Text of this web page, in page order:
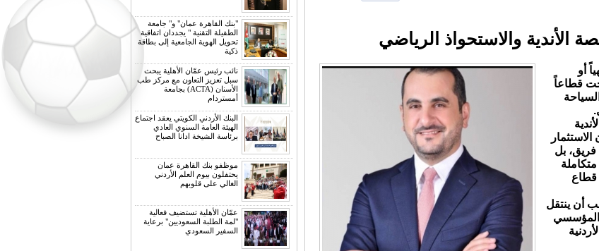
الأندية والاستحواذ الرياضي
أو
قطاعاً
فريق، بل
متكاملة
قطاع
أن ينتقل
المؤسسي
"بنك القاهرة عمان" و" جامعة
الطفيلة التقنية " يجددان اتفاقية
تحويل الهوية الجامعية إلى بطاقة
ذكية
نائب رئيس عمّان الأهلية يبحث
سبل تعزيز التعاون مع مركز طب
الأسنان (ACTA) بجامعة
أمستردام
البنك الأردني الكويتي يعقد اجتماع
الهيئة العامة السنوي العادي
برئاسة الشيخة ادانا الصباح
موظفو بنك القاهرة عمان
يحتفلون بيوم العلم الأردني
الغالي على قلوبهم
عمّان الأهلية تستضيف فعالية
"لمة الطلبة السعوديين" برعاية
السفير السعودي